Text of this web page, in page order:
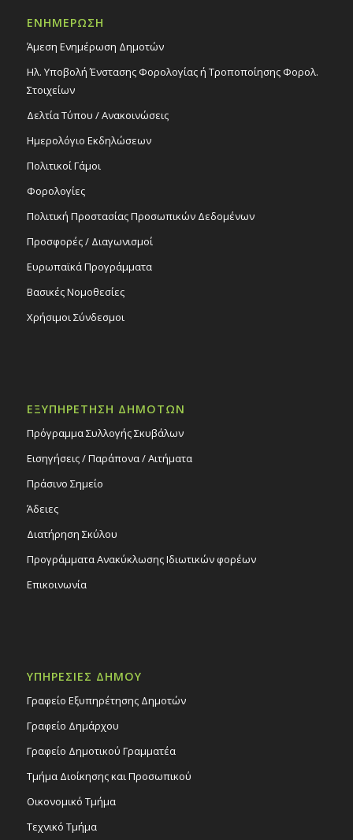
ΕΝΗΜΕΡΩΣΗ
Άμεση Ενημέρωση Δημοτών
Ηλ. Υποβολή Ένστασης Φορολογίας ή Τροποποίησης Φορολ.
Στοιχείων
Δελτία Τύπου / Ανακοινώσεις
Ημερολόγιο Εκδηλώσεων
Πολιτικοί Γάμοι
Φορολογίες
Πολιτική Προστασίας Προσωπικών Δεδομένων
Προσφορές / Διαγωνισμοί
Ευρωπαϊκά Προγράμματα
Βασικές Νομοθεσίες
Χρήσιμοι Σύνδεσμοι
ΕΞΥΠΗΡΕΤΗΣΗ ΔΗΜΟΤΩΝ
Πρόγραμμα Συλλογής Σκυβάλων
Εισηγήσεις / Παράπονα / Αιτήματα
Πράσινο Σημείο
Άδειες
Διατήρηση Σκύλου
Προγράμματα Ανακύκλωσης Ιδιωτικών φορέων
Επικοινωνία
ΥΠΗΡΕΣΙΕΣ ΔΗΜΟΥ
Γραφείο Εξυπηρέτησης Δημοτών
Γραφείο Δημάρχου
Γραφείο Δημοτικού Γραμματέα
Τμήμα Διοίκησης και Προσωπικού
Οικονομικό Τμήμα
Τεχνικό Τμήμα